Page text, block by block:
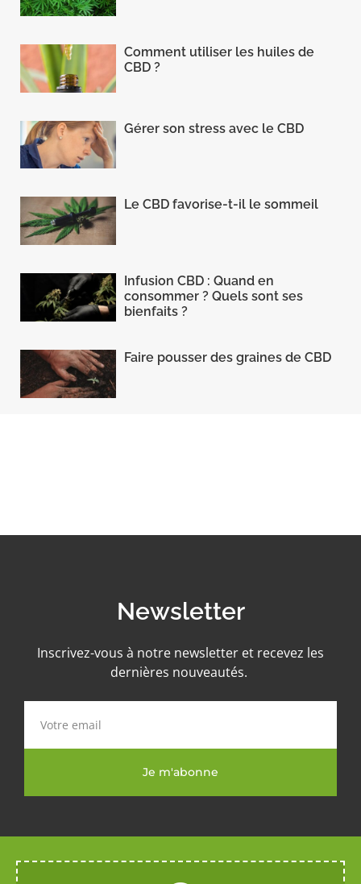
Comment utiliser les huiles de
CBD ?
Gérer son stress avec le CBD
Le CBD favorise-t-il le sommeil
Infusion CBD : Quand en
consommer ? Quels sont ses
bienfaits ?
Faire pousser des graines de CBD
Newsletter
Inscrivez-vous à notre newsletter et recevez les
dernières nouveautés.
Je m'abonne